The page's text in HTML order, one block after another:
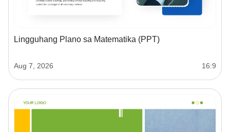
Lingguhang Plano sa Matematika (PPT)
Aug 7, 2026 16:9